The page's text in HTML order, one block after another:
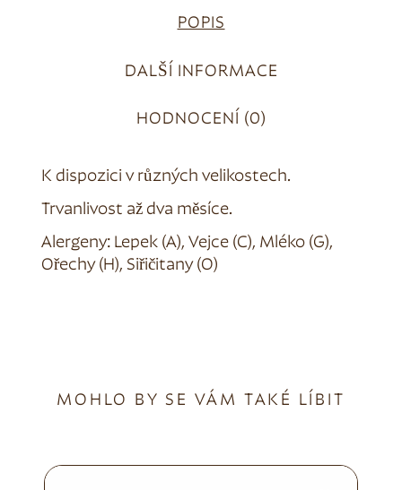
POPIS
DALŠÍ INFORMACE
HODNOCENÍ (0)
K dispozici v různých velikostech.
Trvanlivost až dva měsíce.
Alergeny: Lepek (A), Vejce (C), Mléko (G),
Ořechy (H), Siřičitany (O)
MOHLO BY SE VÁM TAKÉ LÍBIT